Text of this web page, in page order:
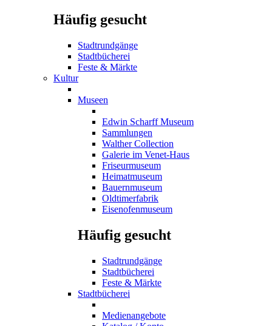
Häufig gesucht
Stadtrundgänge
Stadtbücherei
Feste & Märkte
Kultur
Museen
Edwin Scharff Museum
Sammlungen
Walther Collection
Galerie im Venet-Haus
Friseurmuseum
Heimatmuseum
Bauernmuseum
Oldtimerfabrik
Eisenofenmuseum
Häufig gesucht
Stadtrundgänge
Stadtbücherei
Feste & Märkte
Stadtbücherei
Medienangebote